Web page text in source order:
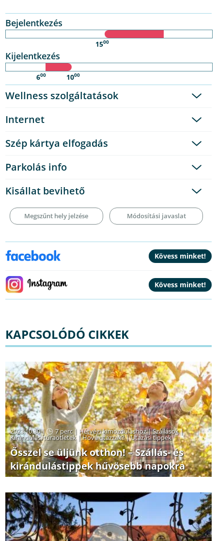
Bejelentkezés
1500
Kijelentkezés
600 1000
Wellness szolgáltatások
Internet
Szép kártya elfogadás
Parkolás info
Kisállat bevihető
Megszűnt hely jelzése Módosítási javaslat
KAPCSOLÓDÓ CIKKEK
2023.10.30 | 7 perc| Hétvégi kimozduláshoz|Szállások|
Kirándulás, túraötletek|Hová utazzak?|Utazási tippek
Ősszel se üljünk otthon! – Szállás- és
kirándulástippek hűvösebb napokra